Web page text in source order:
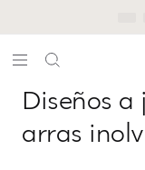
Diseños
arras